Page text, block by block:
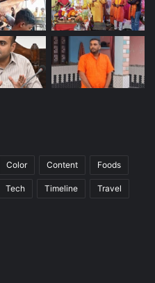
Color Content Foods
Tech Timeline Travel